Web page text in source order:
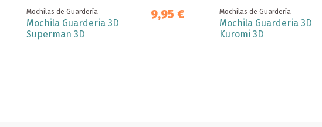
Mochilas de Guardería
Mochila Guarderia 3D
Superman 3D
9,95 € Mochilas de Guardería
Mochila Guarderia 3D
Kuromi 3D